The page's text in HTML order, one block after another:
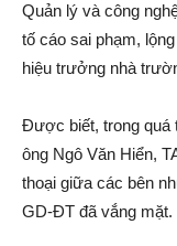
Quản lý và công
tố cáo sai phạm,
hiệu trưởng nhà
Được biết, trong quá
ông Ngô Văn Hiển,
thoại giữa các bên
GD-ĐT đã vắng mặt.